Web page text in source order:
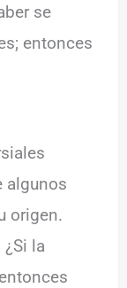
se
entonces
algunos
origen.
la